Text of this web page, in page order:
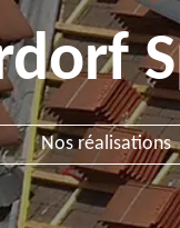
Nos réalisations